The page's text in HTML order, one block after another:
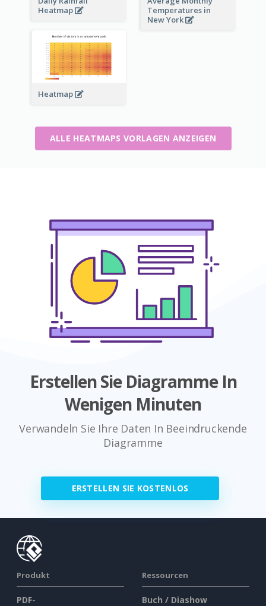
Heatmap
Temperatures in
New York
Heatmap
ALLE HEATMAPS VORLAGEN ANZEIGEN
Erstellen Sie Diagramme In
Wenigen Minuten
Verwandeln Sie Ihre Daten In Beeindruckende
Diagramme
ERSTELLEN SIE KOSTENLOS
Produkt
PDF-
Ressourcen
Buch / Diashow